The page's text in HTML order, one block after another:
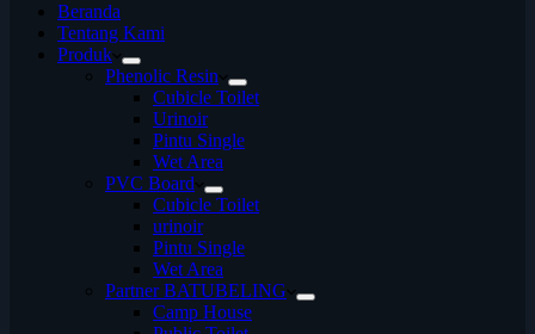
Beranda
Tentang Kami
Produk
Phenolic Resin
Cubicle Toilet
Urinoir
Pintu Single
Wet Area
PVC Board
Cubicle Toilet
urinoir
Pintu Single
Wet Area
Partner BATUBELING
Camp House